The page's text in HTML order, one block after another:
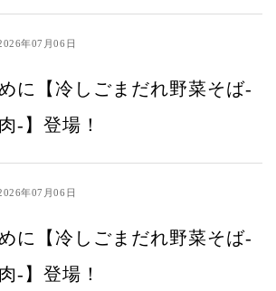
年07月06日
に【冷しごまだれ野菜そば-
-】登場！
年07月06日
に【冷しごまだれ野菜そば-
-】登場！